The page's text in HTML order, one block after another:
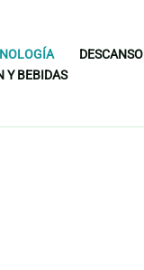
DESCANSO
Y BEBIDAS